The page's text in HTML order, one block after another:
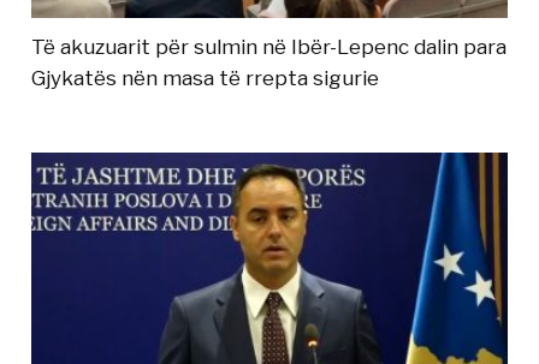
Të akuzuarit për sulmin në Ibër-Lepenc dalin para
Gjykatës nën masa të rrepta sigurie